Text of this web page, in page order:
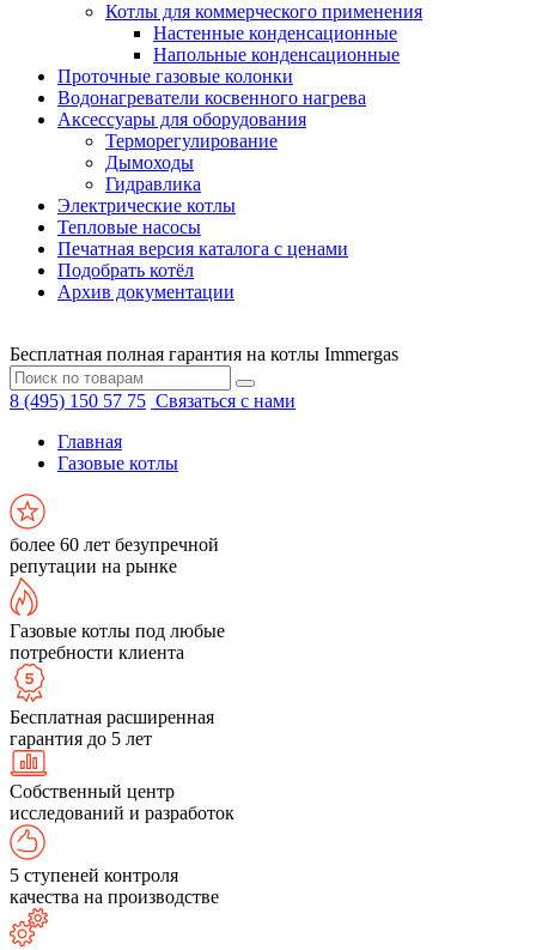
Котлы для коммерческого применения
Настенные конденсационные
Напольные конденсационные
Проточные газовые колонки
Водонагреватели косвенного нагрева
Аксессуары для оборудования
Терморегулирование
Дымоходы
Гидравлика
Электрические котлы
Тепловые насосы
Печатная версия каталога с ценами
Подобрать котёл
Архив документации
Бесплатная полная гарантия на котлы Immergas
8 (495) 150 57 75 Связаться с нами
Главная
Газовые котлы
более 60 лет безупречной
репутации на рынке
Газовые котлы под любые
потребности клиента
Бесплатная расширенная
гарантия до 5 лет
Собственный центр
исследований и разработок
5 ступеней контроля
качества на производстве